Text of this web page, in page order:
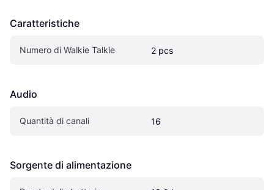
Caratteristiche
Numero di Walkie Talkie 2 pcs
Audio
Quantità di canali 16
Sorgente di alimentazione